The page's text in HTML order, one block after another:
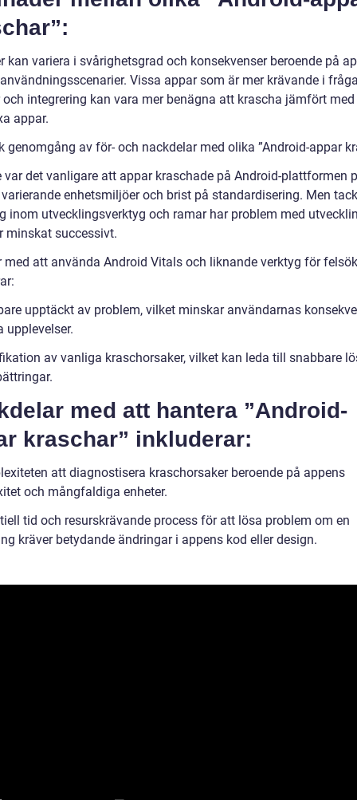
kan variera i svårighetsgrad och konsekvenser beroende på
Vissa appar som är mer krävande i
och integrering kan vara mer benägna att krascha jämfört
appar.
genomgång av för- och nackdelar med olika ”Android-appar
var det vanligare att appar kraschade på Android-plattformen
enhetsmiljöer och brist på standardisering. Men
inom utvecklingsverktyg och ramar har problem med
minskat successivt.
med att använda Android Vitals och liknande verktyg för
upptäckt av problem, vilket minskar användarnas
upplevelser.
av vanliga kraschorsaker, vilket kan leda till snabbare
med att hantera ”Android-
kraschar” inkluderar:
att diagnostisera kraschorsaker beroende på appens
och mångfaldiga enheter.
tid och resurskrävande process för att lösa problem om en
kräver betydande ändringar i appens kod eller design.